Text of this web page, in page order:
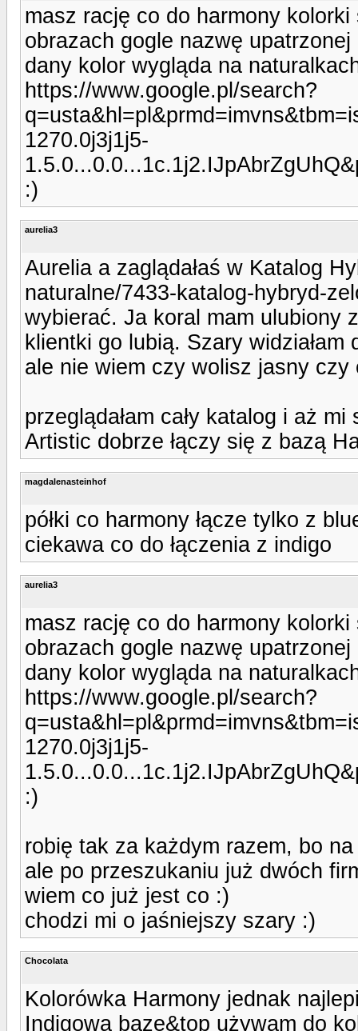
masz rację co do harmony
obrazach gogle nazwę
dany kolor wygląda na
https://www.google.pl/search?
1270.0j3j1j5-
:)
aurelia3
Aurelia a zaglądałaś w Katalog
naturalne/7433-katalog-hybryd-
wybierać. Ja koral mam ulubiony
klientki go lubią. Szary
ale nie wiem czy wolisz jasny czy
przeglądałam cały katalog i aż
Artistic dobrze łączy się z bazą
magdalenasteinhof
półki co harmony łącze tylko z
ciekawa co do łączenia z indigo
aurelia3
masz rację co do harmony
obrazach gogle nazwę
dany kolor wygląda na
https://www.google.pl/search?
1270.0j3j1j5-
:)
robię tak za każdym razem, bo
ale po przeszukaniu już dwóch
wiem co już jest co :)
chodzi mi o jaśniejszy szary :)
Chocolata
Kolorówka Harmony jednak
Indigową bazę&top używam do